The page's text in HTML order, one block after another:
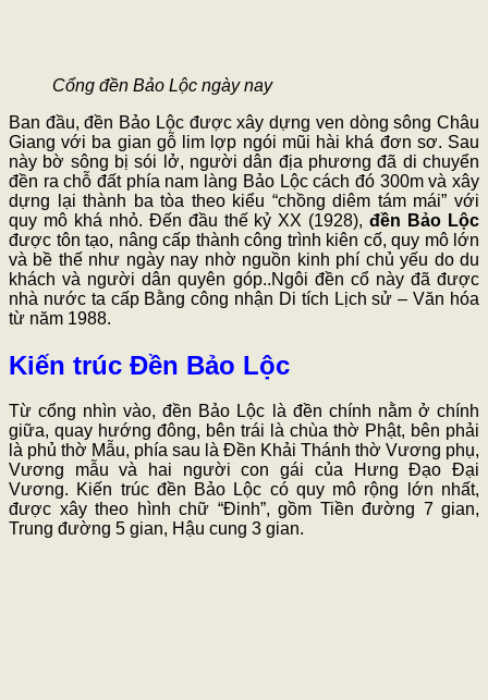
Cổng đền Bảo Lộc ngày nay
Ban đầu, đền Bảo Lộc được xây dựng ven dòng sông Châu
Giang với ba gian gỗ lim lợp ngói mũi hài khá đơn sơ. Sau
này bờ sông bị sói lở, người dân địa phương đã di chuyển
đền ra chỗ đất phía nam làng Bảo Lộc cách đó 300m và xây
dựng lại thành ba tòa theo kiểu “chồng diêm tám mái” với
quy mô khá nhỏ. Đến đầu thế kỷ XX (1928),đền Bảo Lộc
được tôn tạo, nâng cấp thành công trình kiên cố, quy mô lớn
và bề thế như ngày nay nhờ nguồn kinh phí chủ yếu do du
khách và người dân quyên góp..Ngôi đền cổ này đã được
nhà nước ta cấp Bằng công nhận Di tích Lịch sử – Văn hóa
từ năm 1988.
Kiến trúc Đền Bảo Lộc
Từ cổng nhìn vào, đền Bảo Lộc là đền chính nằm ở chính
giữa, quay hướng đông, bên trái là chùa thờ Phật, bên phải
là phủ thờ Mẫu, phía sau là Đền Khải Thánh thờ Vương phụ,
Vương mẫu và hai người con gái của Hưng Đạo Đại
Vương. Kiến trúc đền Bảo Lộc có quy mô rộng lớn nhất,
được xây theo hình chữ “Đinh”, gồm Tiền đường 7 gian,
Trung đường 5 gian, Hậu cung 3 gian.